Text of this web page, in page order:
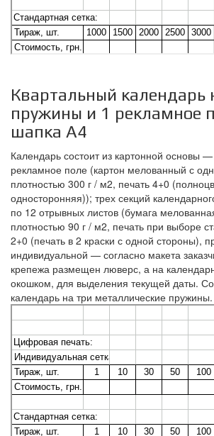
Квартальный календарь
пружины и 1 рекламное
шапка А4
Календарь состоит из картонной основы
рекламное поле (картон мелованный с
плотностью 300 г / м2, печать 4+0
односторонняя)); трех секций
по 12 отрывных листов (бумага
плотностью 90 г / м2, печать при выборе
2+0 (печать в 2 краски с одной стороны),
индивидуальной — согласно макета
крепежа размещен люверс, а на
окошком, для выделения текущей даты.
календарь на три металлические пружины.